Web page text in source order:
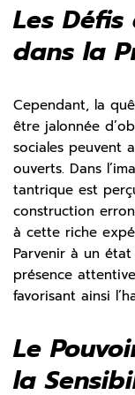
Les
dans la
Cependant, la
être jalonnée
sociales peuvent
ouverts. Dans
tantrique est
construction
à cette riche
Parvenir à un
présence
favorisant ainsi
Le
la